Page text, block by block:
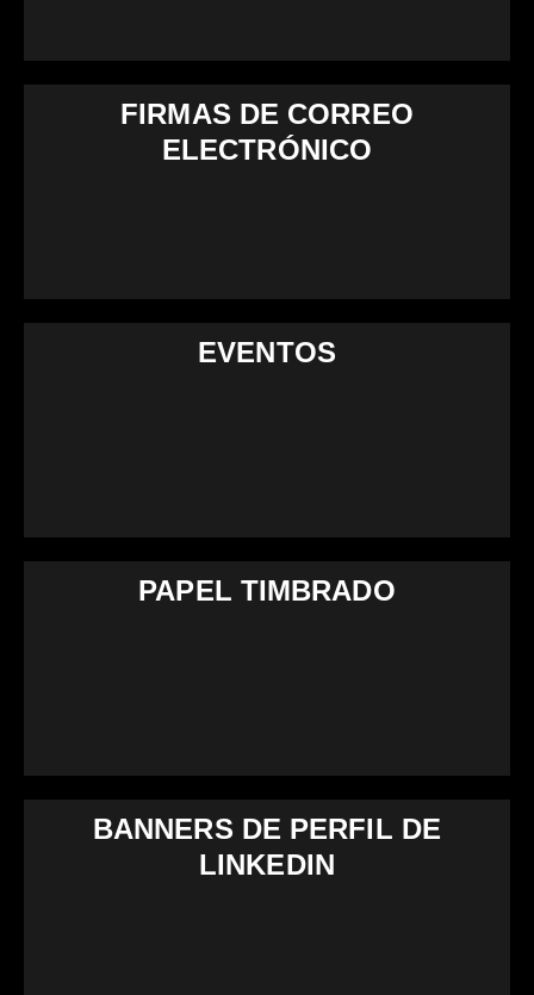
FIRMAS DE CORREO
ELECTRÓNICO
EVENTOS
PAPEL TIMBRADO
BANNERS DE PERFIL DE
LINKEDIN